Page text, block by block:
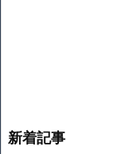
新着記事